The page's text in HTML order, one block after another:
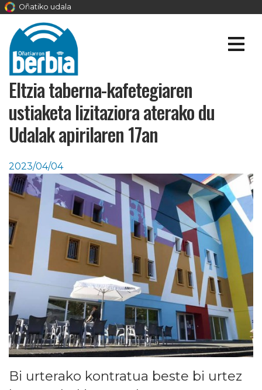
Oñatiko udala
Eltzia taberna-kafetegiaren
ustiaketa lizitaziora aterako du
Udalak apirilaren 17an
2023/04/04
Bi urterako kontratua beste bi urtez